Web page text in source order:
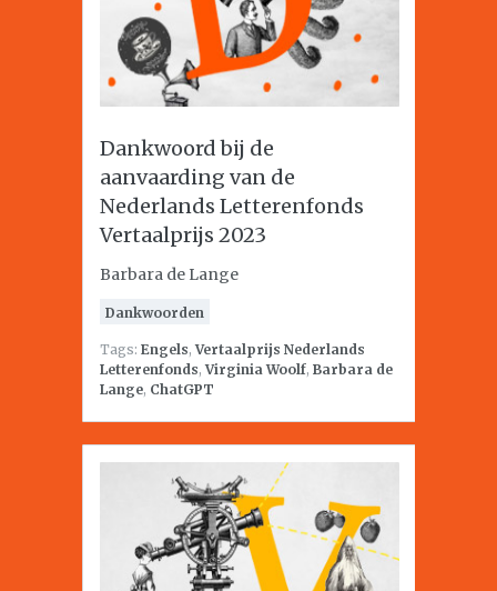
Dankwoord bij de
aanvaarding van de
Nederlands Letterenfonds
Vertaalprijs 2023
Barbara de Lange
Dankwoorden
Tags: Engels,Vertaalprijs Nederlands
Letterenfonds,Virginia Woolf, Barbara de
Lange, ChatGPT